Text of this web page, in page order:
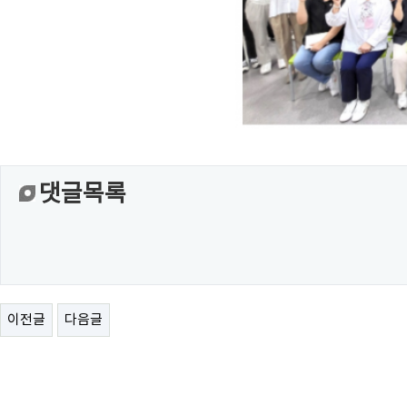
댓글목록
이전글 다음글